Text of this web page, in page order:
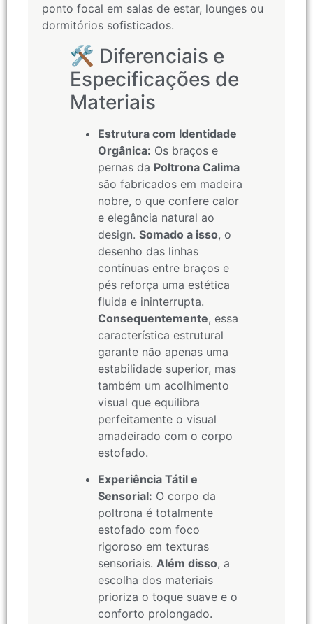
ponto focal em salas de estar, lounges ou
dormitórios sofisticados.
🛠️ Diferenciais e
Especificações de
Materiais
Estrutura com Identidade
Orgânica: Os braços e
pernas da Poltrona Calima
são fabricados em madeira
nobre, o que confere calor
e elegância natural ao
design. Somado a isso, o
desenho das linhas
contínuas entre braços e
pés reforça uma estética
fluida e ininterrupta.
Consequentemente, essa
característica estrutural
garante não apenas uma
estabilidade superior, mas
também um acolhimento
visual que equilibra
perfeitamente o visual
amadeirado com o corpo
estofado.
Experiência Tátil e
Sensorial: O corpo da
poltrona é totalmente
estofado com foco
rigoroso em texturas
sensoriais. Além disso, a
escolha dos materiais
prioriza o toque suave e o
conforto prolongado.